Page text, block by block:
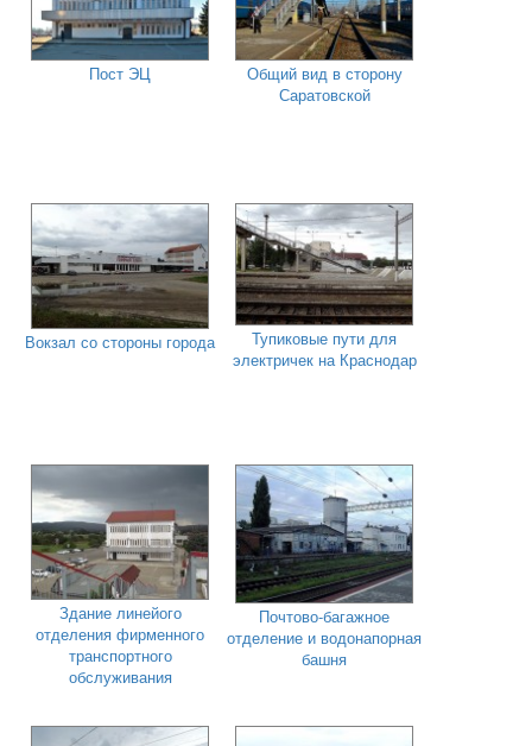
Пост ЭЦ
Общий вид в сторону
Саратовской
Вокзал со стороны города
Тупиковые пути для
электричек на Краснодар
Здание линейого
отделения фирменного
транспортного
обслуживания
Почтово-багажное
отделение и водонапорная
башня